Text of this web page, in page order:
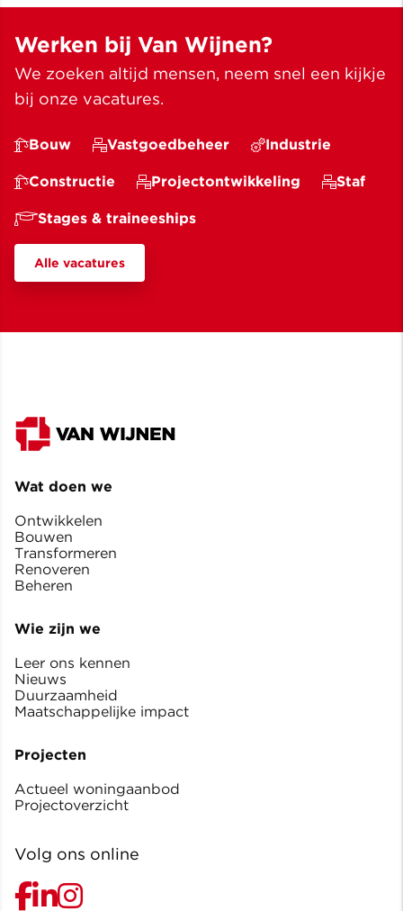
Werken bij Van Wijnen?
We zoeken altijd mensen, neem snel een kijkje
bij onze vacatures.
Bouw Vastgoedbeheer Industrie
Constructie Projectontwikkeling Staf
Stages & traineeships
Alle vacatures
Wat doen we
Ontwikkelen
Bouwen
Transformeren
Renoveren
Beheren
Wie zijn we
Leer ons kennen
Nieuws
Duurzaamheid
Maatschappelijke impact
Projecten
Actueel woningaanbod
Projectoverzicht
Volg ons online